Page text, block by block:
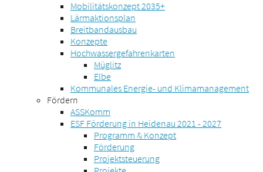
Mobilitätskonzept 2035+
Lärmaktionsplan
Breitbandausbau
Konzepte
Hochwassergefahrenkarten
Müglitz
Elbe
Kommunales Energie- und Klimamanagement
Fördern
ASSKomm
ESF Förderung in Heidenau 2021 - 2027
Programm & Konzept
Förderung
Projektsteuerung